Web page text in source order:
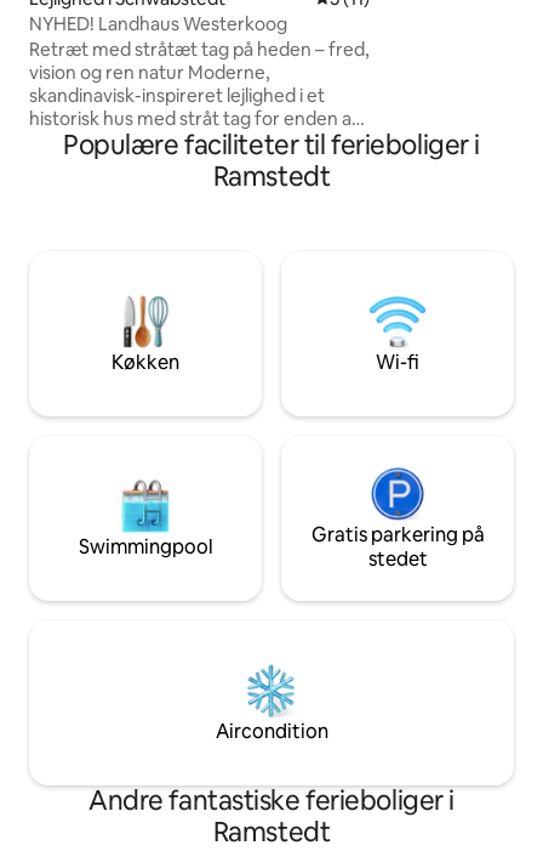
NYHED! Landhaus Westerkoog
Retræt med stråtæt tag på heden – fred,
vision og ren natur Moderne,
skandinavisk-inspireret lejlighed i et
historisk hus med stråt tag for enden af
en gade på en afsidesliggende
beliggenhed - lige ved heden og
fuglereservatet. Absolut ro, bred udsigt
min), Friedrichstadt (12 min), St. Peter-
Ording (ca. 30 min).
Populære faciliteter til ferieboliger i
Ramstedt
Køkken Wi-fi
Swimmingpool
Gratis parkering på
stedet
Aircondition
Andre fantastiske ferieboliger i
Ramstedt